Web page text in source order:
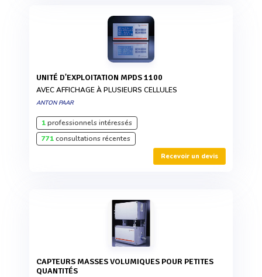
UNITÉ D'EXPLOITATION MPDS 1100
AVEC AFFICHAGE À PLUSIEURS CELLULES
ANTON PAAR
1professionnels intéressés
771consultations récentes
Recevoir un devis
CAPTEURS MASSES VOLUMIQUES POUR PETITES
QUANTITÉS